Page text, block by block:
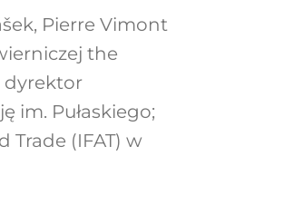
Pierre Vimont
the
dyrektor
im. Pułaskiego;
(IFAT) w